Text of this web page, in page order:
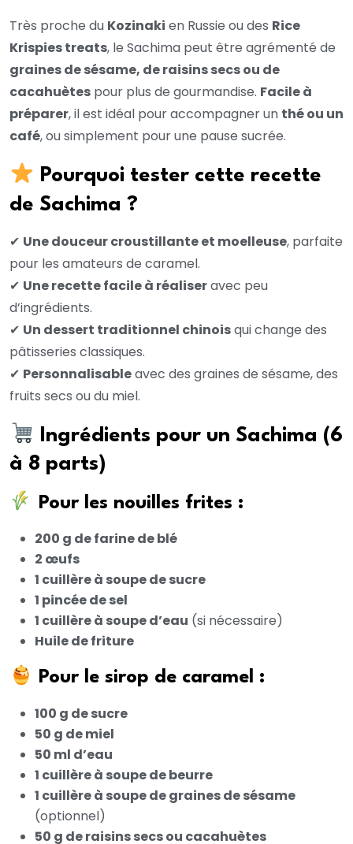
Très proche du Kozinaki en Russie ou des Rice
Krispies treats, le Sachima peut être agrémenté de
graines de sésame, de raisins secs ou de
cacahuètes pour plus de gourmandise. Facile à
préparer, il est idéal pour accompagner un thé ou un
café, ou simplement pour une pause sucrée.
Pourquoi tester cette recette
de Sachima ?
✔ Une douceur croustillante et moelleuse, parfaite
pour les amateurs de caramel.
✔ Une recette facile à réaliseravec peu
d’ingrédients.
✔ Un dessert traditionnel chinoisqui change des
pâtisseries classiques.
✔ Personnalisableavec des graines de sésame, des
fruits secs ou du miel.
Ingrédients pour un Sachima (6
à 8 parts)
Pour les nouilles frites :
200 g de farine de blé
2 œufs
1 cuillère à soupe de sucre
1 pincée de sel
1 cuillère à soupe d’eau (si nécessaire)
Huile de friture
Pour le sirop de caramel :
100 g de sucre
50 g de miel
50 ml d’eau
1 cuillère à soupe de beurre
1 cuillère à soupe de graines de sésame
(optionnel)
50 g de raisins secs ou cacahuètes